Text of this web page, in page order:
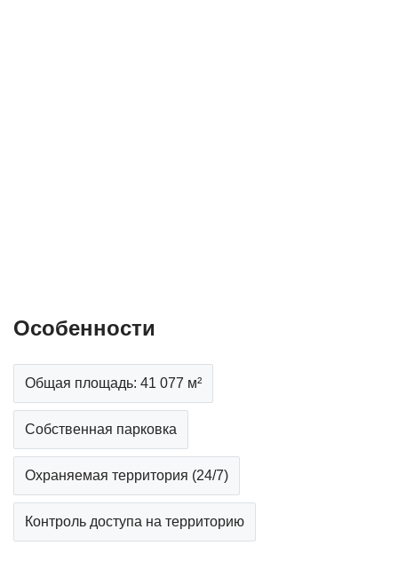
Особенности
Общая площадь: 41 077 м²
Собственная парковка
Охраняемая территория (24/7)
Контроль доступа на террито­рию